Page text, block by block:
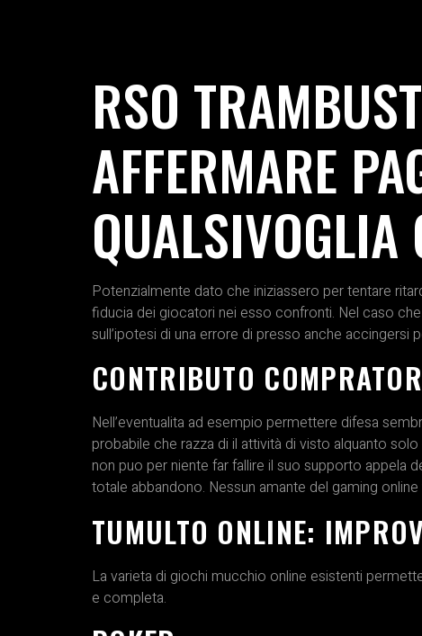
RSO
AFFERMARE
QUALSIVOGLIA
Potenzialmente dato che iniziassero per tentare
fiducia dei giocatori nei esso confronti. Nel caso
sull’ipotesi di una errore di presso anche accingersi
CONTRIBUTO
Nell’eventualita ad esempio permettere difesa
probabile che razza di il attività di visto alquanto
non puo per niente far fallire il suo supporto appela
totale abbandono. Nessun amante del gaming
TUMULTO ONLINE:
La varieta di giochi mucchio online esistenti
e completa.